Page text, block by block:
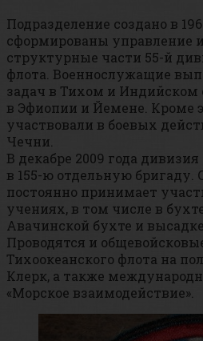
Подразделение создано в
сформированы управление
структурные части 55-й
флота. Военнослужащие
задач в Тихом и Индийском
в Эфиопии и Йемене. Кроме
участвовали в боевых
Чечни.
В декабре 2009 года
в 155-ю отдельную бригаду.
постоянно принимает
учениях, в том числе в
Авачинской бухте и
Проводятся и
Тихоокеанского флота на
Клерк, а также
«Морское взаимодействие».